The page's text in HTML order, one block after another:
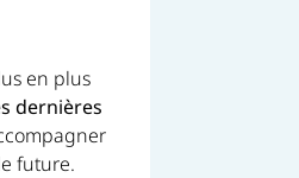
en plus
dernières
future.